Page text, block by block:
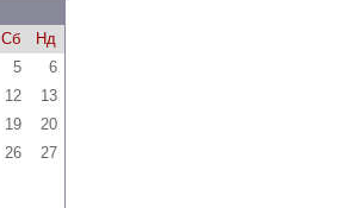
Сб
Нд
5
6
12
13
19
20
26
27